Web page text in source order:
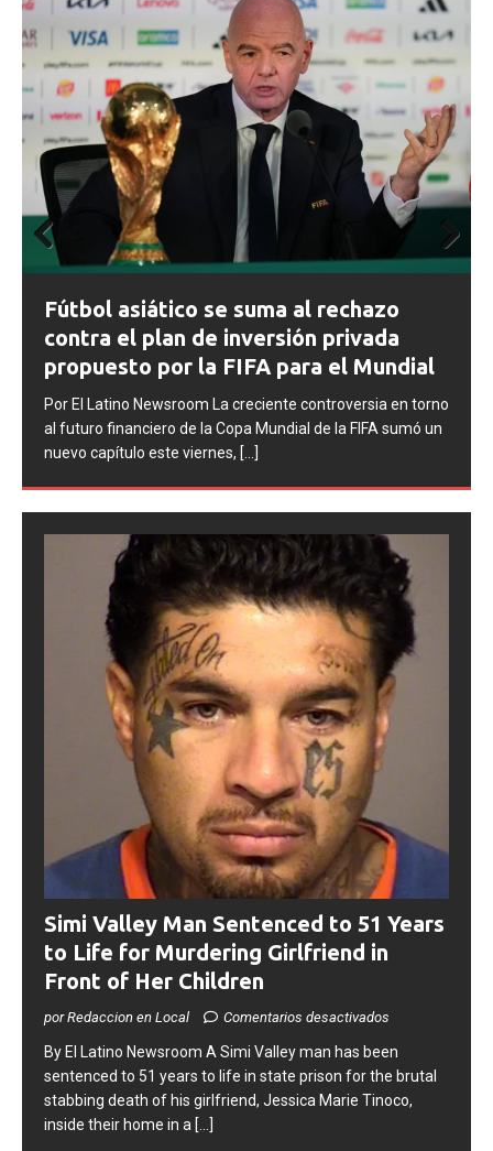
FIFA abre expedientes disciplinarios
contra Argentina tras los incidentes en
la final del Mundial 2026
Por El Latino Newsroom La FIFA inició una serie de
procesos disciplinarios contra la Asociación del Fútbol
Argentino (AFA), cuatro integrantes de la selección
argentina
Prev
Simi Valley Man Sentenced to 51 Years
to Life for Murdering Girlfriend in
Front of Her Children
por Redaccion en Local Comentarios desactivados
​By El Latino Newsroom ​A Simi Valley man has been
sentenced to 51 years to life in state prison for the brutal
stabbing death of his girlfriend, Jessica Marie Tinoco,
inside their home in a [...]